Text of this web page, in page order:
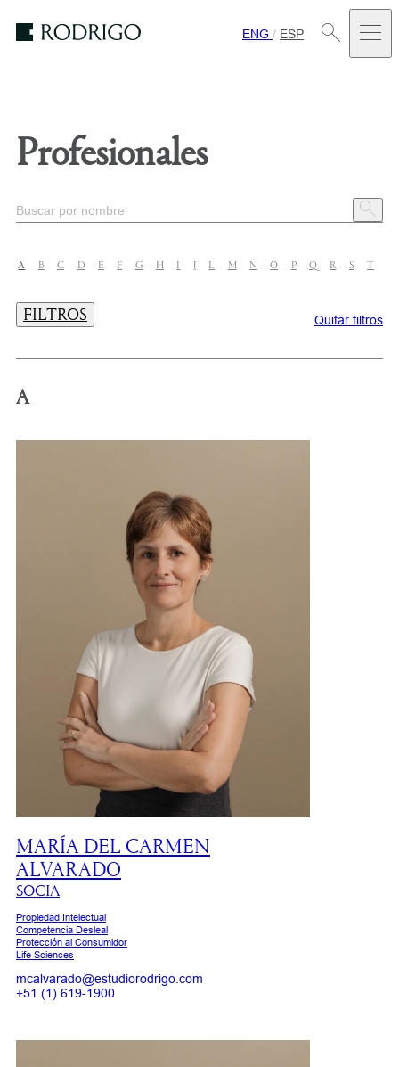
ENG / ESP
Profesionales
Quitar filtros
A B C D E F G H I J L M N O P Q R S T
FILTROS
A
MARÍA DEL CARMEN
ALVARADO
SOCIA
Propiedad Intelectual
Competencia Desleal
Protección al Consumidor
Life Sciences
mcalvarado@estudiorodrigo.com
+51 (1) 619-1900